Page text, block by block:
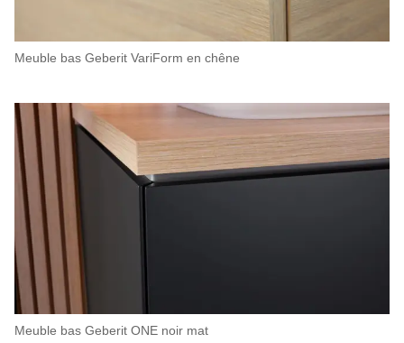
Meuble bas Geberit VariForm en chêne
Meuble bas Geberit ONE noir mat